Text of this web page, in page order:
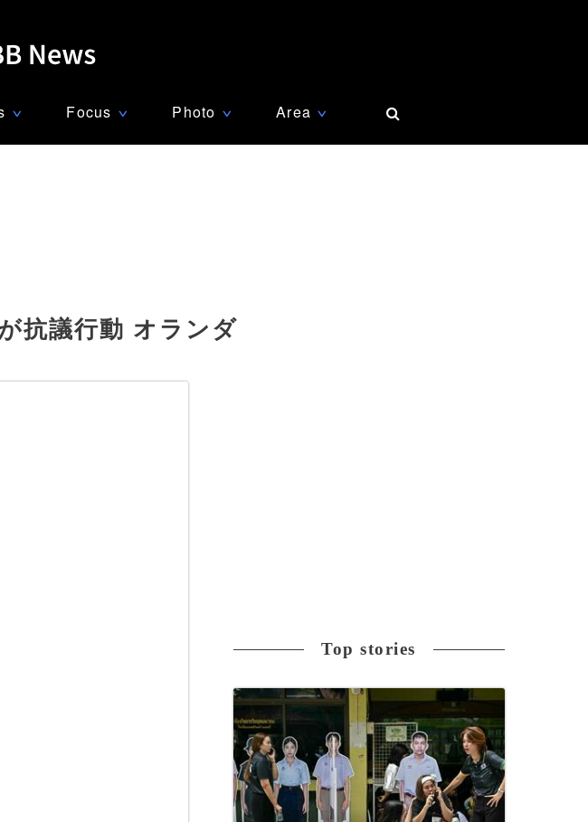
∨ Focus ∨ Photo ∨ Area ∨
抗議行動 オランダ
Top stories